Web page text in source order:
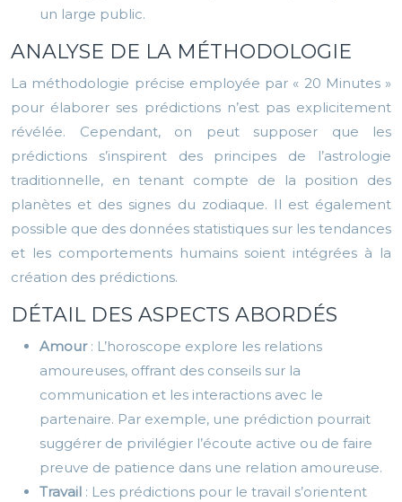
un large public.
ANALYSE DE LA MÉTHODOLOGIE
La méthodologie précise employée par « 20 Minutes »
pour élaborer ses prédictions n’est pas explicitement
révélée. Cependant, on peut supposer que les
prédictions s’inspirent des principes de l’astrologie
traditionnelle, en tenant compte de la position des
planètes et des signes du zodiaque. Il est également
possible que des données statistiques sur les tendances
et les comportements humains soient intégrées à la
création des prédictions.
DÉTAIL DES ASPECTS ABORDÉS
Amour : L’horoscope explore les relations
amoureuses, offrant des conseils sur la
communication et les interactions avec le
partenaire. Par exemple, une prédiction pourrait
suggérer de privilégier l’écoute active ou de faire
preuve de patience dans une relation amoureuse.
Travail : Les prédictions pour le travail s’orientent